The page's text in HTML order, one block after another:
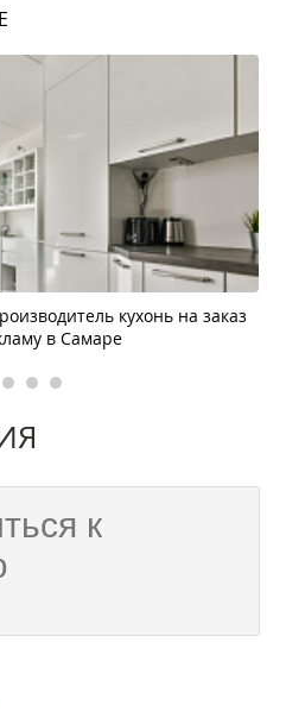
кухонь на заказ
в Самаре